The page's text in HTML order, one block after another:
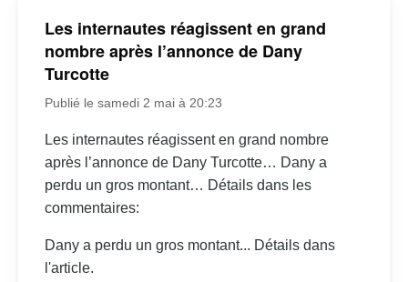
Les internautes réagissent en grand
nombre après l’annonce de Dany
Turcotte
Publié le samedi 2 mai à 20:23
Les internautes réagissent en grand nombre
après l’annonce de Dany Turcotte… Dany a
perdu un gros montant… Détails dans les
commentaires:
Dany a perdu un gros montant... Détails dans
l'article.